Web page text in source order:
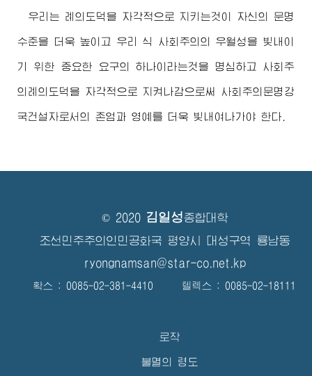
우리는 례의도덕을 자각적으로 지키는것이 자신의 문명
수준을 더욱 높이고 우리 식 사회주의의 우월성을 빛내이
기 위한 중요한 요구의 하나이라는것을 명심하고 사회주
의례의도덕을 자각적으로 지켜나감으로써 사회주의문명강
국건설자로서의 존엄과 영예를 더욱 빛내여나가야 한다.
© 2020 김일성종합대학
조선민주주의인민공화국 평양시 대성구역 룡남동
ryongnamsan@star-co.net.kp
확스 : 0085-02-381-4410 텔렉스 : 0085-02-18111
로작
불멸의 령도